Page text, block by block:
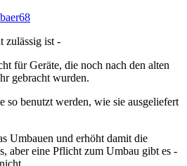
zulässig ist -
für Geräte, die noch nach den alten
gebracht wurden.
so benutzt werden, wie sie ausgeliefert
Umbauen und erhöht damit die
aber eine Pflicht zum Umbau gibt es -